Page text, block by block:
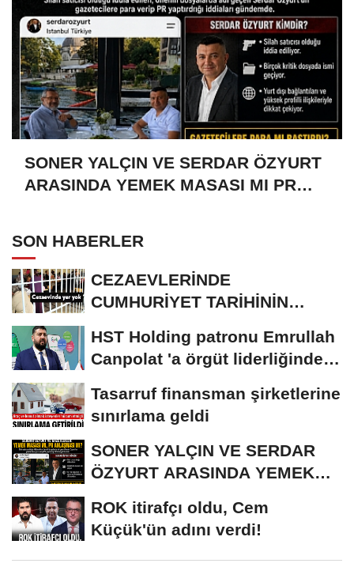
SONER YALÇIN VE SERDAR ÖZYURT
ARASINDA YEMEK MASASI MI PR
SON HABERLER
CEZAEVLERİNDE
CUMHURİYET TARİHİNİN
KİŞİ...
HST Holding patronu Emrullah
Canpolat 'a örgüt liderliğinden
Tasarruf finansman şirketlerine
sınırlama geldi
SONER YALÇIN VE SERDAR
ÖZYURT ARASINDA YEMEK
ROK itirafçı oldu, Cem
Küçük'ün adını verdi!